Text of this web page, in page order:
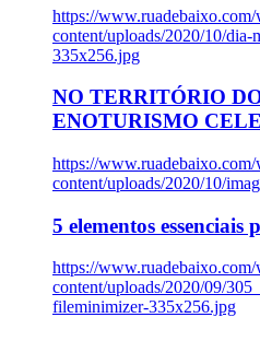
https://
content/uploads/2020/10/
335x256.jpg
NO TERRITÓRIO
ENOTURISMO
https://
content/uploads/2020/10/
5 elementos essenciais
https://
content/uploads/2020/09/
fileminimizer-335x256.jpg